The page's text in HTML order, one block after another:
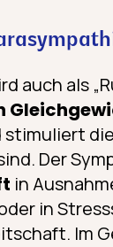
auch als
Der
in
in
Im